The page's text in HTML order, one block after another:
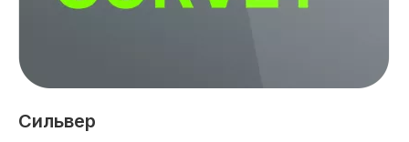
Сильвер